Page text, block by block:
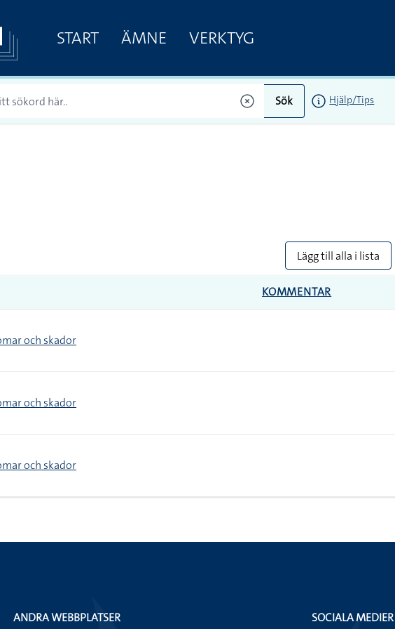
START ÄMNE VERKTYG
Sök Hjälp/Tips
Lägg till alla i lista
KOMMENTAR
och skador
och skador
och skador
ANDRA WEBBPLATSER SOCIALA MEDIER